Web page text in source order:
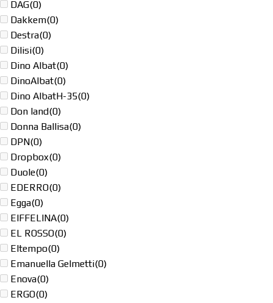
DAG(0)
Dakkem(0)
Destra(0)
Dilisi(0)
Dino Albat(0)
DinoAlbat(0)
Dino AlbatH-35(0)
Don land(0)
Donna Ballisa(0)
DPN(0)
Dropbox(0)
Duole(0)
EDERRO(0)
Egga(0)
EIFFELINA(0)
EL ROSSO(0)
Eltempo(0)
Emanuella Gelmetti(0)
Enova(0)
ERGO(0)